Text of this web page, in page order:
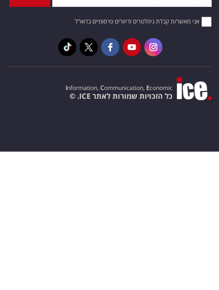
אני מאשר/ת קבלת ניוזלטרים ודיוורים פרסומיים בדוא"ל
Information, Communication, Economic
כל הזכויות שמורות לאתר ICE. ©